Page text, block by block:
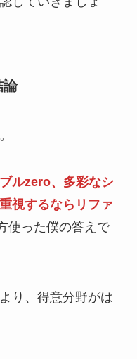
論
ルzero、多彩なシ
視するならリファ
使った僕の答えで
り、得意分野がは